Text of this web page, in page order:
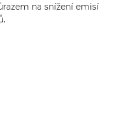
na snížení emisí